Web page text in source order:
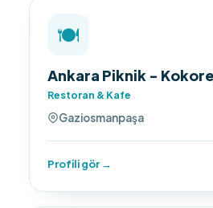
🍽️
Ankara Piknik -
Restoran & Kafe
Gaziosmanpaşa
Profili gör →